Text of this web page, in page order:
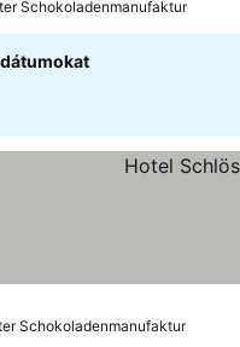
Schokoladenmanufaktur
Schokoladenmanufaktur